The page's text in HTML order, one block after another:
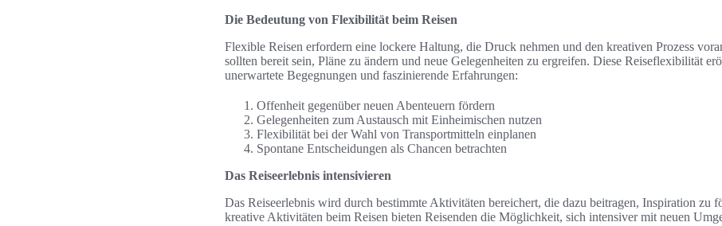
Die Bedeutung von Flexibilität beim Reisen
Flexible Reisen erfordern eine lockere Haltung, die Druck nehmen und den kreativen Prozess
sollten bereit sein, Pläne zu ändern und neue Gelegenheiten zu ergreifen. Diese Reiseflexibilität
unerwartete Begegnungen und faszinierende Erfahrungen:
Offenheit gegenüber neuen Abenteuern fördern
Gelegenheiten zum Austausch mit Einheimischen nutzen
Flexibilität bei der Wahl von Transportmitteln einplanen
Spontane Entscheidungen als Chancen betrachten
Das Reiseerlebnis intensivieren
Das Reiseerlebnis wird durch bestimmte Aktivitäten bereichert, die dazu beitragen, Inspiration zu
kreative Aktivitäten beim Reisen bieten Reisenden die Möglichkeit, sich intensiver mit neuen